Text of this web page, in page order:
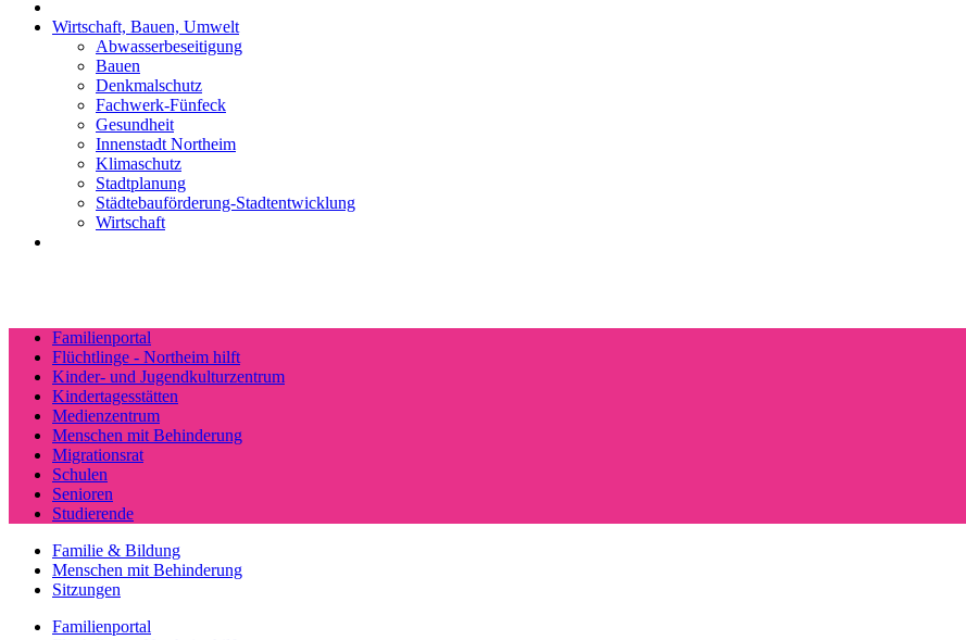
Wirtschaft, Bauen, Umwelt
Abwasserbeseitigung
Bauen
Denkmalschutz
Fachwerk-Fünfeck
Gesundheit
Innenstadt Northeim
Klimaschutz
Stadtplanung
Städtebauförderung-Stadtentwicklung
Wirtschaft
Familienportal
Flüchtlinge - Northeim hilft
Kinder- und Jugendkulturzentrum
Kindertagesstätten
Medienzentrum
Menschen mit Behinderung
Migrationsrat
Schulen
Senioren
Studierende
Familie & Bildung
Menschen mit Behinderung
Sitzungen
Familienportal